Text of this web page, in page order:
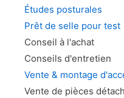
Études posturales
Prêt de selle pour test
Conseil à l'achat
Conseils d'entretien
Vente & montage
Vente de pièces